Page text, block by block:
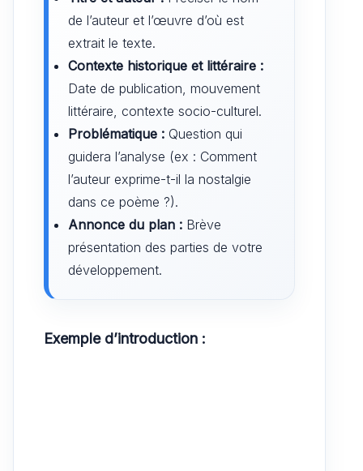
de l’auteur et l’œuvre d’où est
extrait le texte.
Contexte historique et littéraire :
Date de publication, mouvement
littéraire, contexte socio-culturel.
Problématique : Question qui
guidera l’analyse (ex : Comment
l’auteur exprime-t-il la nostalgie
dans ce poème ?).
Annonce du plan : Brève
présentation des parties de votre
développement.
Exemple d’introduction :